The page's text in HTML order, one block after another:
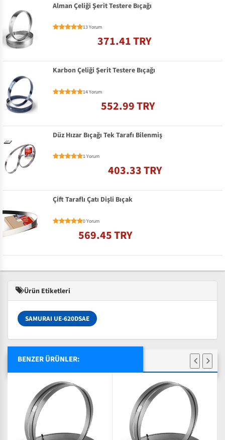
Alman Çeliği Şerit Testere Bıçağı
13 Yorum
371.41 TRY
Karbon Çeliği Şerit Testere Bıçağı
14 Yorum
552.99 TRY
Düz Hızar Bıçağı Tek Tarafı Bilenmiş
1 Yorum
403.33 TRY
Çift Taraflı Çatı Dişli Bıçak
0 Yorum
569.45 TRY
Ürün Etiketleri
SAMURAI UE-620DSAE
BENZER ÜRÜNLER: